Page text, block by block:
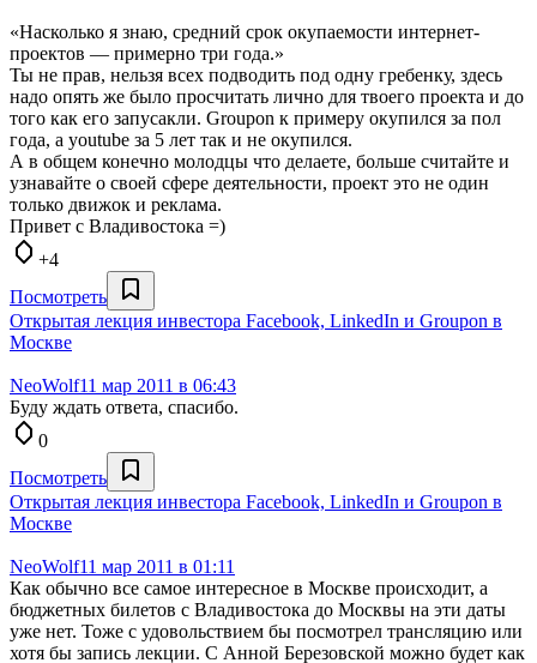
«Насколько я знаю, средний срок окупаемости интернет-
проектов — примерно три года.»
Ты не прав, нельзя всех подводить под одну гребенку, здесь
надо опять же было просчитать лично для твоего проекта и до
того как его запусакли. Groupon к примеру окупился за пол
года, а youtube за 5 лет так и не окупился.
А в общем конечно молодцы что делаете, больше считайте и
узнавайте о своей сфере деятельности, проект это не один
только движок и реклама.
Привет с Владивостока =)
+4
Посмотреть
Открытая лекция инвестора Facebook, LinkedIn и Groupon в
Москве
NeoWolf11 мар 2011 в 06:43
Буду ждать ответа, спасибо.
0
Посмотреть
Открытая лекция инвестора Facebook, LinkedIn и Groupon в
Москве
NeoWolf11 мар 2011 в 01:11
Как обычно все самое интересное в Москве происходит, а
бюджетных билетов с Владивостока до Москвы на эти даты
уже нет. Тоже с удовольствием бы посмотрел трансляцию или
хотя бы запись лекции. С Анной Березовской можно будет как